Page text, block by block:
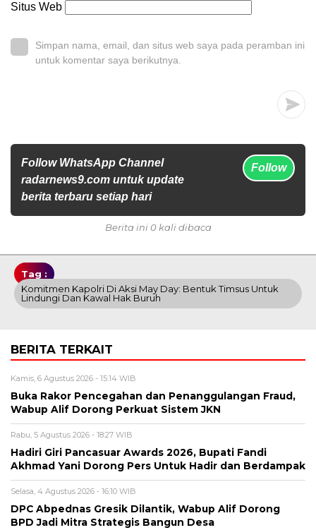
Situs Web
Simpan nama, email, dan situs web saya pada peramban ini
untuk komentar saya berikutnya.
Follow WhatsApp Channel
radarnews9.com untuk update
berita terbaru setiap hari
Follow
Berita ini 0 kali dibaca
Tag :
Komitmen Kapolri Di Aksi May Day: Bentuk Timsus Untuk
Lindungi Dan Kawal Hak Buruh
BERITA TERKAIT
Kamis, 6 Agustus 2026 - 15:14 WIB
Buka Rakor Pencegahan dan Penanggulangan Fraud,
Wabup Alif Dorong Perkuat Sistem JKN
Rabu, 5 Agustus 2026 - 18:27 WIB
Hadiri Giri Pancasuar Awards 2026, Bupati Fandi
Akhmad Yani Dorong Pers Untuk Hadir dan Berdampak
Selasa, 4 Agustus 2026 - 16:10 WIB
DPC Abpednas Gresik Dilantik, Wabup Alif Dorong
BPD Jadi Mitra Strategis Bangun Desa